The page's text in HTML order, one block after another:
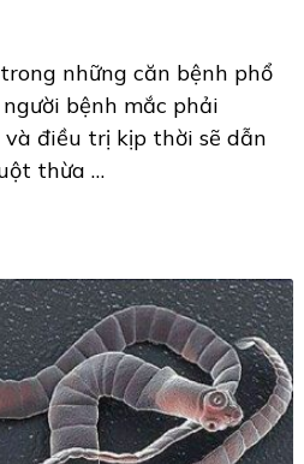
những căn bệnh phổ
bệnh mắc phải
điều trị kịp thời sẽ dẫn
thừa …